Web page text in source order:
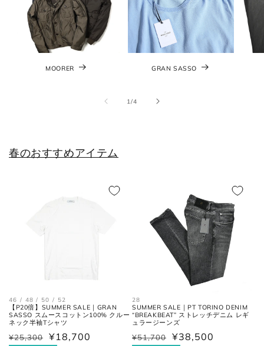
MOORER GRAN SASSO
1/の
4
春のおすすめアイテム
46 / 48 / 50 / 52
【P20倍】SUMMER SALE｜GRAN
SASSO スムースコットン100% クルー
ネック半袖Tシャツ
通
¥25,300
セ
¥18,700
28
SUMMER SALE｜PT TORINO DENIM
“BREAKBEAT” ストレッチデニム レギ
ュラージーンズ
通
¥51,700
セ
¥38,500